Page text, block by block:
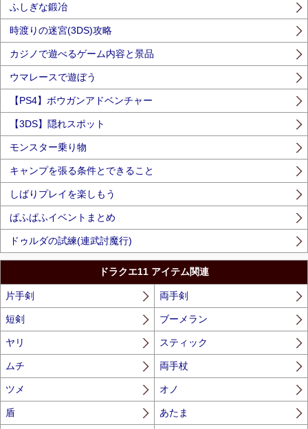
ふしぎな鍛冶
時渡りの迷宮(3DS)攻略
カジノで遊べるゲーム内容と景品
ウマレースで遊ぼう
【PS4】ボウガンアドベンチャー
【3DS】隠れスポット
モンスター乗り物
キャンプを張る条件とできること
しばりプレイを楽しもう
ぱふぱふイベントまとめ
ドゥルダの試練(連武討魔行)
ドラクエ11 アイテム関連
片手剣 両手剣
短剣 ブーメラン
ヤリ スティック
ムチ 両手杖
ツメ オノ
盾 あたま